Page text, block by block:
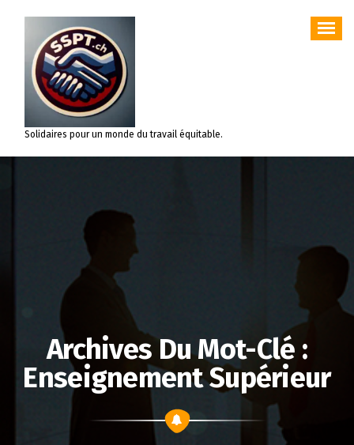
contenu
Solidaires pour un monde du travail équitable.
Archives Du Mot-Clé :
Enseignement Supérieur